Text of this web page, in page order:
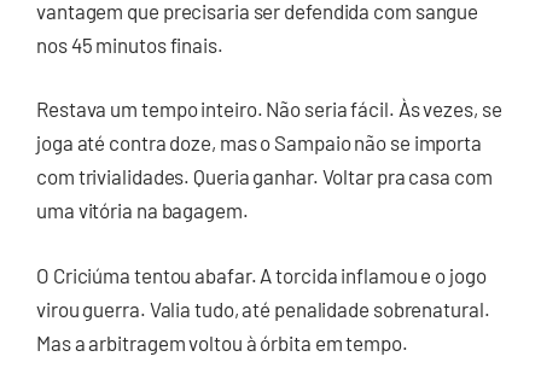
vantagem que precisaria ser defendida com sangue
nos 45 minutos finais.
Restava um tempo inteiro. Não seria fácil. Às vezes, se
joga até contra doze, mas o Sampaio não se importa
com trivialidades. Queria ganhar. Voltar pra casa com
uma vitória na bagagem.
O Criciúma tentou abafar. A torcida inflamou e o jogo
virou guerra. Valia tudo, até penalidade sobrenatural.
Mas a arbitragem voltou à órbita em tempo.